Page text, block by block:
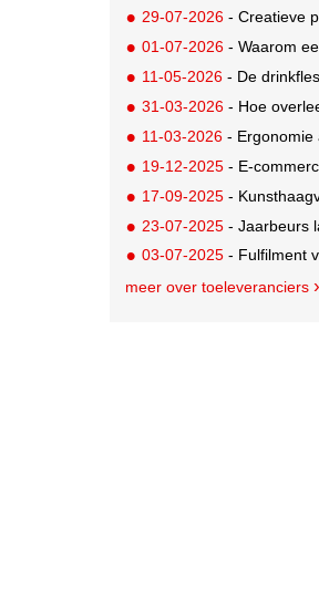
29-07-2026 - Creatieve
01-07-2026 - Waarom
11-05-2026 - De
31-03-2026 - Hoe
11-03-2026 - Ergonomie
19-12-2025 - E-
17-09-2025 -
23-07-2025 - Jaarbeurs
03-07-2025 - Fulfilment
meer over toeleveranciers